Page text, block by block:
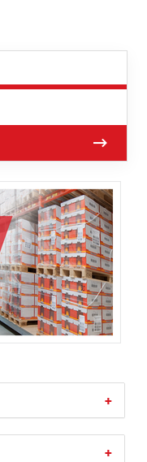
+
+